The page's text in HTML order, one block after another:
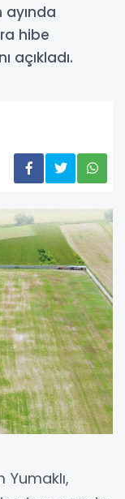
ayında
hibe
açıkladı.